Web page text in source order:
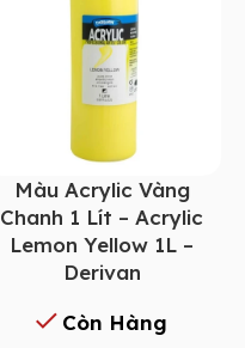
Màu Acrylic Vàng
Chanh 1 Lít – Acrylic
Lemon Yellow 1L –
Derivan
Còn Hàng